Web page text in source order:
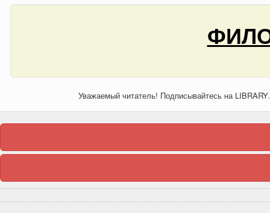
Уважаемый читатель! Подписывайтесь на